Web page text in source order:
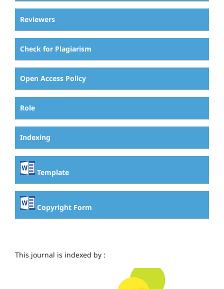
Reviewers
Check for Plagiarism
Open Access Policy
Role
Indexing
Template
Copyright Form
This journal is indexed by :